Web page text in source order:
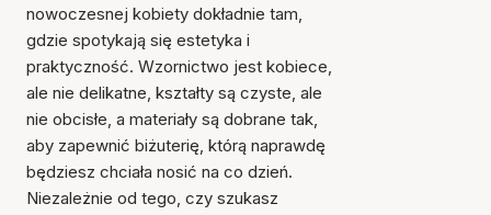
nowoczesnej kobiety dokładnie tam,
gdzie spotykają się estetyka i
praktyczność. Wzornictwo jest kobiece,
ale nie delikatne, kształty są czyste, ale
nie obcisłe, a materiały są dobrane tak,
aby zapewnić biżuterię, którą naprawdę
będziesz chciała nosić na co dzień.
Niezależnie od tego, czy szukasz